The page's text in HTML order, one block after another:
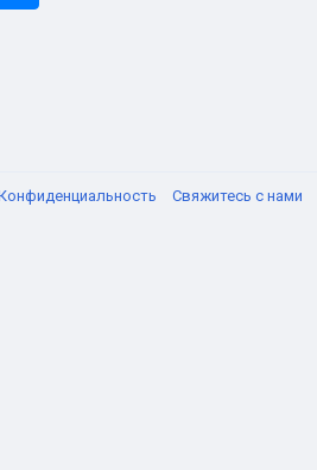
Свяжитесь с нами